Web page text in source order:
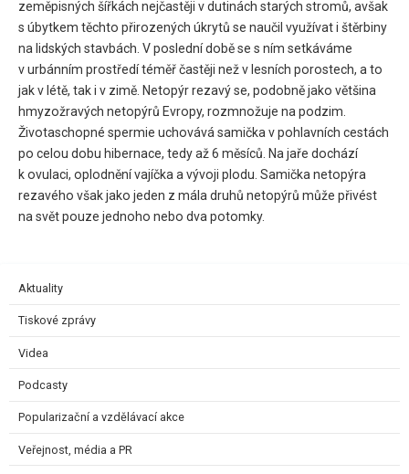
zeměpisných šířkách nejčastěji v dutinách starých stromů, avšak
s úbytkem těchto přirozených úkrytů se naučil využívat i štěrbiny
na lidských stavbách. V poslední době se s ním setkáváme
v urbánním prostředí téměř častěji než v lesních porostech, a to
jak v létě, tak i v zimě. Netopýr rezavý se, podobně jako většina
hmyzožravých netopýrů Evropy, rozmnožuje na podzim.
Životaschopné spermie uchovává samička v pohlavních cestách
po celou dobu hibernace, tedy až 6 měsíců. Na jaře dochází
k ovulaci, oplodnění vajíčka a vývoji plodu. Samička netopýra
rezavého však jako jeden z mála druhů netopýrů může přivést
na svět pouze jednoho nebo dva potomky.
Aktuality
Tiskové zprávy
Videa
Podcasty
Popularizační a vzdělávací akce
Veřejnost, média a PR